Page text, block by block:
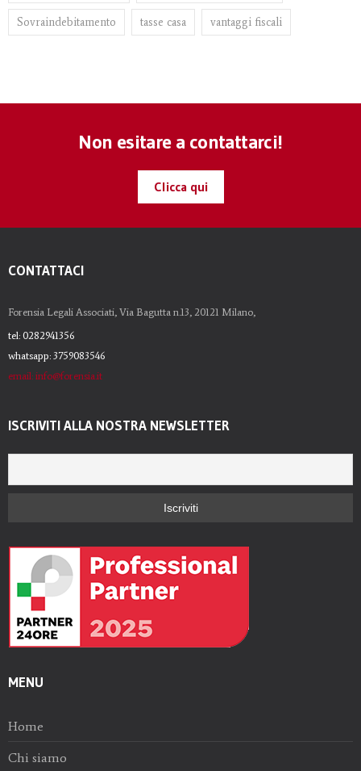
Sovraindebitamento tasse casa vantaggi fiscali
Non esitare a contattarci!
Clicca qui
CONTATTACI
Forensia Legali Associati, Via Bagutta n.13, 20121 Milano,
tel: 0282941356
whatsapp: 3759083546
email: info@forensia.it
ISCRIVITI ALLA NOSTRA NEWSLETTER
MENU
Home
Chi siamo